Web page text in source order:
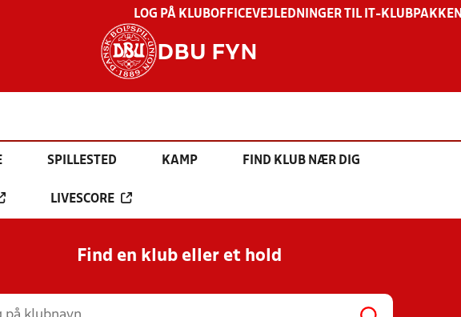
LOG PÅ KLUBOFFICEVEJLEDNINGER TIL IT-KLUBPAKKEN
DBU FYN
SPILLESTED KAMP FIND KLUB NÆR DIG
LIVESCORE
Find en klub eller et hold